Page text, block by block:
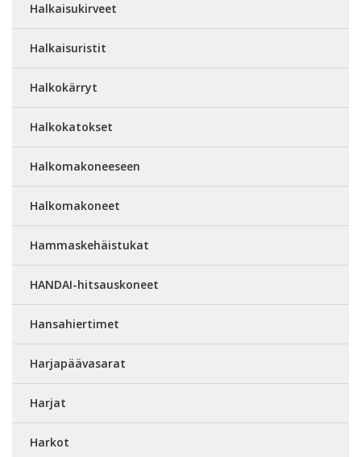
Halkaisukirveet
Halkaisuristit
Halkokärryt
Halkokatokset
Halkomakoneeseen
Halkomakoneet
Hammaskehäistukat
HANDAI-hitsauskoneet
Hansahiertimet
Harjapäävasarat
Harjat
Harkot